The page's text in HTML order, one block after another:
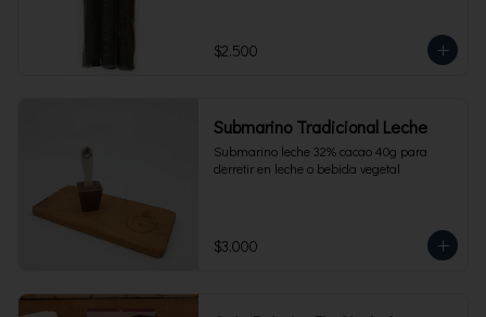
$2.500
Submarino Tradicional Leche
Submarino leche 32% cacao 40g para
derretir en leche o bebida vegetal
$3.000